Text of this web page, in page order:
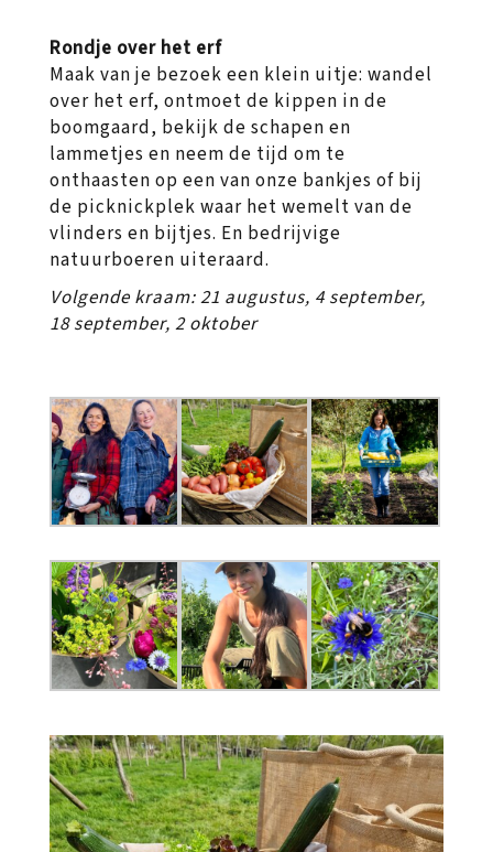
Rondje over het erf
Maak van je bezoek een klein uitje: wandel
over het erf, ontmoet de kippen in de
boomgaard, bekijk de schapen en
lammetjes en neem de tijd om te
onthaasten op een van onze bankjes of bij
de picknickplek waar het wemelt van de
vlinders en bijtjes. En bedrijvige
natuurboeren uiteraard.
Volgende kraam: 21 augustus, 4 september,
18 september, 2 oktober